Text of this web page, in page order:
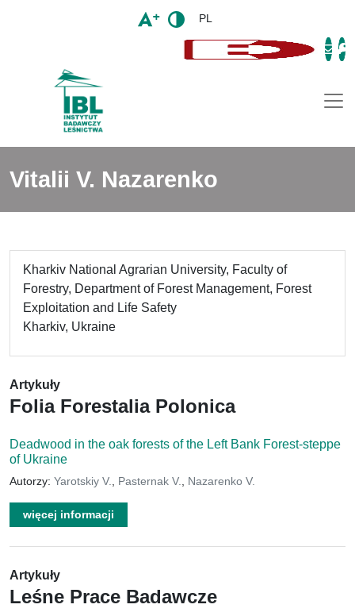
PL
Vitalii V. Nazarenko
Kharkiv National Agrarian University, Faculty of
Forestry, Department of Forest Management, Forest
Exploitation and Life Safety
Kharkiv, Ukraine
Artykuły
Folia Forestalia Polonica
Deadwood in the oak forests of the Left Bank Forest-steppe
of Ukraine
Autorzy: Yarotskiy V. Pasternak V. Nazarenko V.
więcej informacji
Artykuły
Leśne Prace Badawcze